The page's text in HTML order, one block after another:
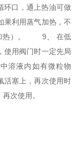
口，通上热油可做
果利用蒸气加热，不
加热）。 9、 在低
使用阀门时一定先局
液内如有微粒物
活塞上，再次使用时
次使用。